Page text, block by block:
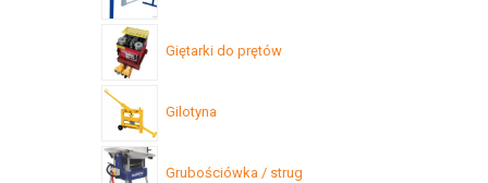
Giętarki do prętów
Gilotyna
Grubościówka / strug